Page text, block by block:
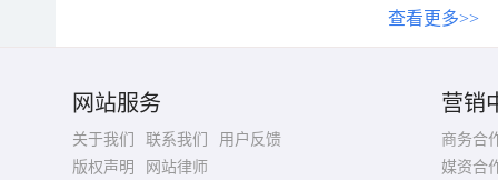
查看更多>>
网站服务
关于我们 联系我们
用户反馈
版权声明
网站律师
营销
商务合
媒资合